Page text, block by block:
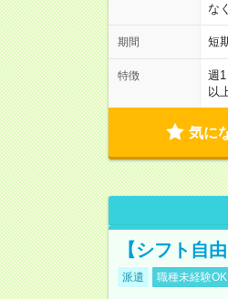
な
期間 短
特徴 週
以
気に
【シフト自
派遣 職種未経験OK